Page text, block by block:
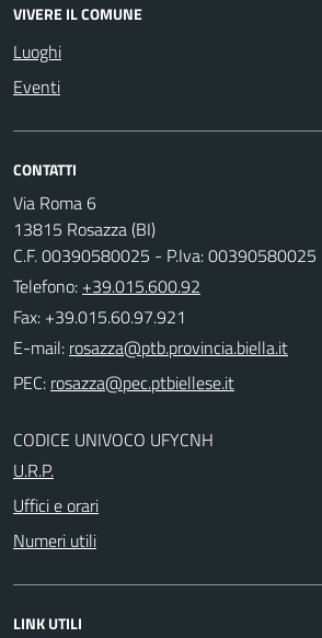
VIVERE IL COMUNE
Luoghi
Eventi
CONTATTI
Via Roma 6
13815 Rosazza (BI)
C.F. 00390580025 - P.Iva: 00390580025
Telefono: +39.015.600.92
Fax: +39.015.60.97.921
E-mail:
PEC:
CODICE UNIVOCO UFYCNH
U.R.P.
Uffici e orari
Numeri utili
LINK UTILI